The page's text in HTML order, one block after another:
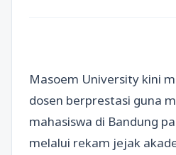
Masoem University kini
dosen berprestasi guna
mahasiswa di Bandung
melalui rekam jejak